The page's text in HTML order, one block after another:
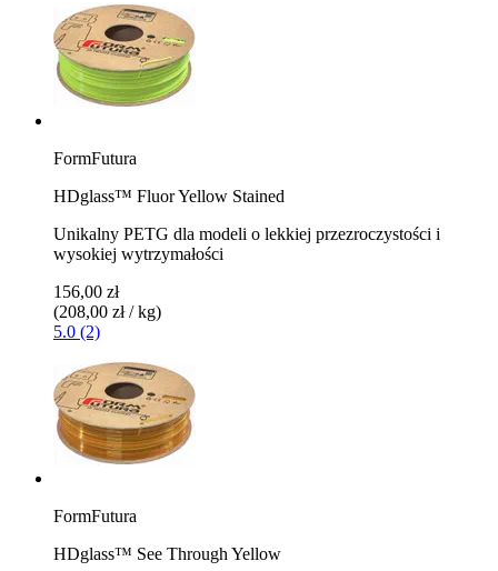
FormFutura
HDglass™ Fluor Yellow Stained
Unikalny PETG dla modeli o lekkiej przezroczystości i
wysokiej wytrzymałości
156,00 zł
(208,00 zł / kg)
5.0 (2)
FormFutura
HDglass™ See Through Yellow